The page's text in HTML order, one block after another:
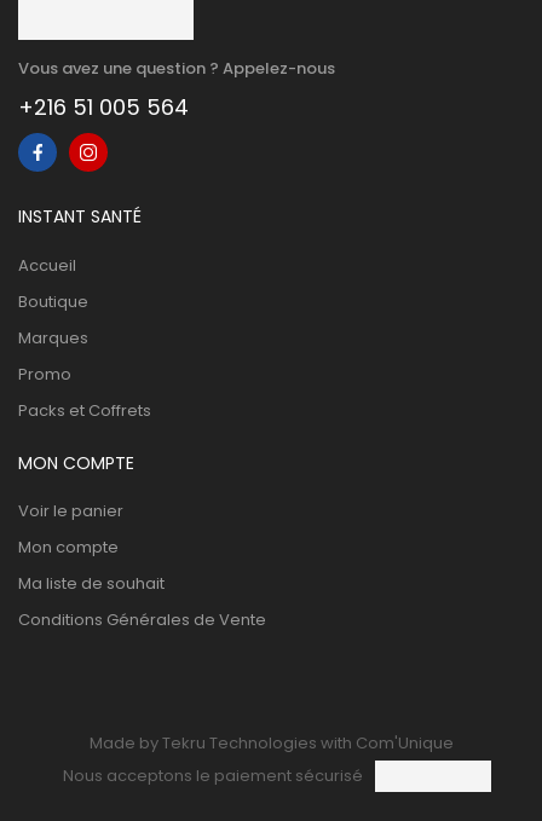
Vous avez une question ? Appelez-nous
+216 51 005 564
INSTANT SANTÉ
Accueil
Boutique
Marques
Promo
Packs et Coffrets
MON COMPTE
Voir le panier
Mon compte
Ma liste de souhait
Conditions Générales de Vente
Made by Tekru Technologies with Com'Unique
Nous acceptons le paiement sécurisé